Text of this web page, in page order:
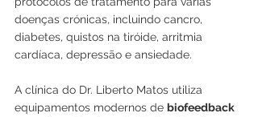
doenças crónicas, incluindo cancro,
diabetes, quistos na tiróide, arritmia
cardíaca, depressão e ansiedade.
A clínica do Dr. Liberto Matos utiliza
equipamentos modernos de biofeedback